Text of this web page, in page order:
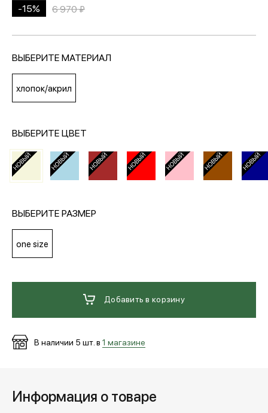
Для собаки
БРЕНДЫ
ПОКУПАТЕЛЯМ
Вход в личный кабинет
+7 (495) 139-66-00
-15% 6 970 ₽
ВЫБЕРИТЕ МАТЕРИАЛ
хлопок/акрил
ВЫБЕРИТЕ ЦВЕТ
ВЫБЕРИТЕ РАЗМЕР
one size
Добавить в корзину
В наличии 5 шт. в 1 магазине
Информация о товаре